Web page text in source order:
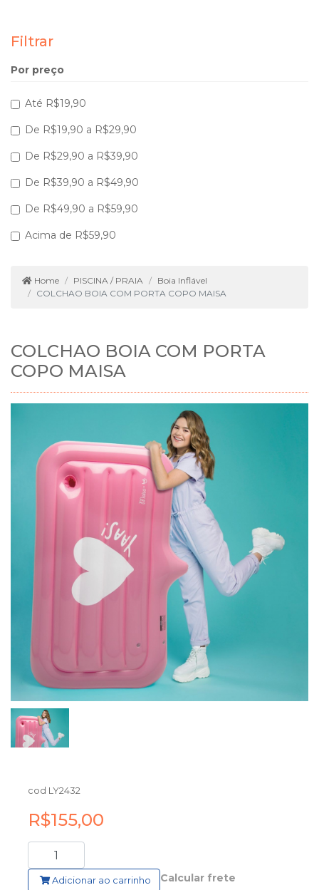
Filtrar
Por preço
Até R$19,90
De R$19,90 a R$29,90
De R$29,90 a R$39,90
De R$39,90 a R$49,90
De R$49,90 a R$59,90
Acima de R$59,90
Home PISCINA / PRAIA
Boia Inflável
COLCHAO BOIA COM PORTA COPO MAISA
COLCHAO BOIA COM PORTA
COPO MAISA
cod LY2432
R$155,00
Adicionar ao carrinho Calcular frete